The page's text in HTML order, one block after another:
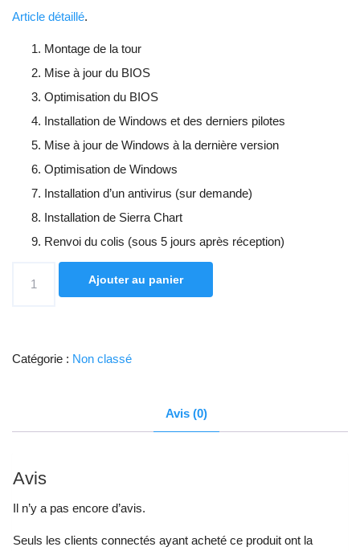
Article détaillé.
Montage de la tour
Mise à jour du BIOS
Optimisation du BIOS
Installation de Windows et des derniers pilotes
Mise à jour de Windows à la dernière version
Optimisation de Windows
Installation d’un antivirus (sur demande)
Installation de Sierra Chart
Renvoi du colis (sous 5 jours après réception)
assurance
supérieure
Ajouter au panier
Catégorie : Non classé
Avis (0)
Avis
Il n’y a pas encore d’avis.
Seuls les clients connectés ayant acheté ce produit ont la